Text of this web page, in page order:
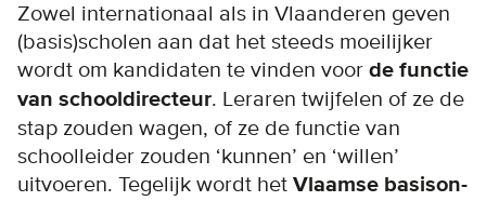
Zowel internationaal als in Vlaanderen geven
(basis)scholen aan dat het steeds moeilijker
wordt om kandidaten te vinden voor de functie
van schooldirecteur. Leraren twijfelen of ze de
stap zouden wagen, of ze de functie van
schoolleider zouden ‘kunnen’ en ‘willen’
uitvoeren. Tegelijk wordt het Vlaam­se basis­on­